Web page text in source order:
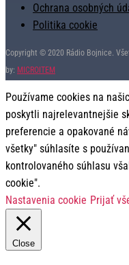
Ochrana osobných
Politika cookie
Copyright © 2020 Rádio Bojnice.
by: MICROITEM
Používame cookies na
poskytli najrelevantnejšie
preferencie a opakované
všetky" súhlasíte s
kontrolovaného súhlasu
cookie".
Nastavenia cookie Prijať
Close